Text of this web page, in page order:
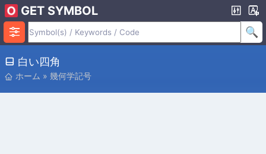
GET SYMBOL
⬓ 白い四角
ホーム » 幾何学記号